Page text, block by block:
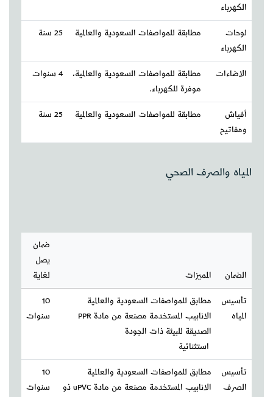
الكهرباء
لوحات
الكهرباء
مطابقة للمواصفات السعودية والعالمية 25 سنة
الاضاءات
مطابقة للمواصفات السعودية والعالمية،
موفرة للكهرباء.
4 سنوات
أفياش
ومفاتيح
مطابقة للمواصفات السعودية والعالمية 25 سنة
المياه والصرف الصحي
الضمان المميزات
ضمان
يصل
لغاية
تأسيس
المياه
مطابق للمواصفات السعودية والعالمية
الانابيب المستخدمة مصنعة من مادة PPR
الصديقة للبيئة ذات الجودة
استثنائية
10
سنوات
تأسيس
الصرف
مطابق للمواصفات السعودية والعالمية
الانابيب المستخدمة مصنعة من مادة uPVC ذو
10
سنوات